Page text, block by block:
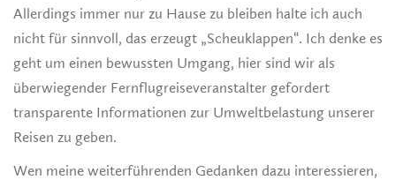
Allerdings immer nur zu Hause zu bleiben halte ich auch
nicht für sinnvoll, das erzeugt „Scheuklappen“. Ich denke es
geht um einen bewussten Umgang, hier sind wir als
überwiegender Fernflugreiseveranstalter gefordert
transparente Informationen zur Umweltbelastung unserer
Reisen zu geben.
Wen meine weiterführenden Gedanken dazu interessieren,